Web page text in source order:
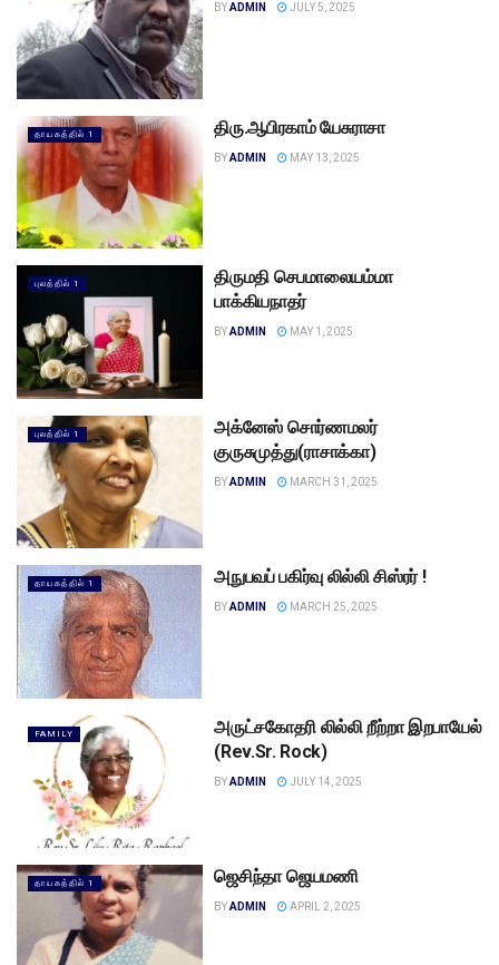
BYADMIN JULY 5, 2025
தாயகத்தில் 1 திரு.ஆபிரகாம் யேசுராசா
BYADMIN MAY 13, 2025
புலத்தில் 1
திருமதி செபமாலையம்மா
பாக்கியநாதர்
BYADMIN MAY 1, 2025
புலத்தில் 1
அக்னேஸ் சொர்ணமலர்
குருசுமுத்து(ராசாக்கா)
BYADMIN MARCH 31, 2025
தாயகத்தில் 1 அநுபவப் பகிர்வு லில்லி சிஸ்ரர் !
BYADMIN MARCH 25, 2025
FAMILY
அருட்சகோதரி லில்லி றீற்றா இறபாயேல்
(Rev.Sr. Rock)
BYADMIN JULY 14, 2025
தாயகத்தில் 1 ஜெசிந்தா ஜெயமணி
BYADMIN APRIL 2, 2025